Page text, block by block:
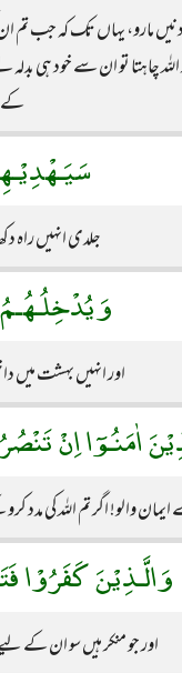
مارو، یہاں تک کہ جب تم
چاہتا تو ان سے خود ہی بدلہ
کے
جلدی انہیں راہ
اور انہیں بہشت
اٰمَنُـوٓا
والو! اگر تم اللہ کی
وَالَّـذِيْنَ كَفَرُوْا
اور جو منکر ہیں سو ان کے